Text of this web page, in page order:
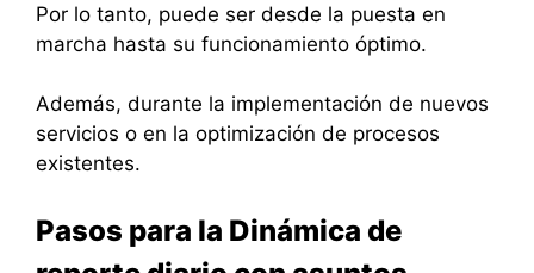
Por lo tanto, puede ser desde la puesta en
marcha hasta su funcionamiento óptimo.
Además, durante la implementación de nuevos
servicios o en la optimización de procesos
existentes.
Pasos para la Dinámica de